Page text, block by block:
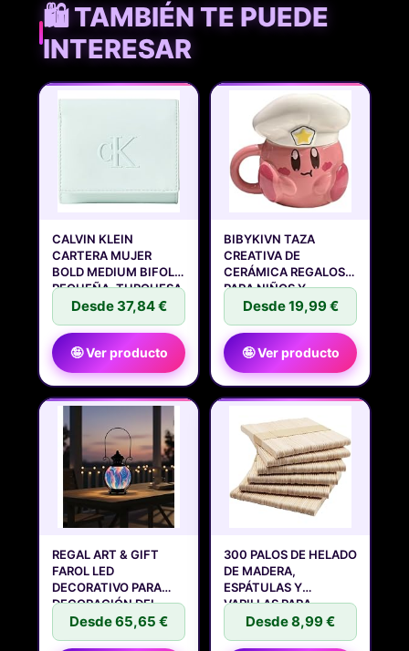
🛍️ TAMBIÉN TE PUEDE
INTERESAR
CALVIN KLEIN
CARTERA MUJER
BOLD MEDIUM BIFOLD
PEQUEÑA, TURQUESA
Desde 37,84 €
🤪 Ver producto
BIBYKIVN TAZA
CREATIVA DE
CERÁMICA REGALOS
PARA NIÑOS Y
PAREJAS
Desde 19,99 €
🤪 Ver producto
REGAL ART & GIFT
FAROL LED
DECORATIVO PARA
DECORACIÓN DEL
HOGAR,
Desde 65,65 €
300 PALOS DE HELADO
DE MADERA,
ESPÁTULAS Y
VARILLAS PARA
Desde 8,99 €